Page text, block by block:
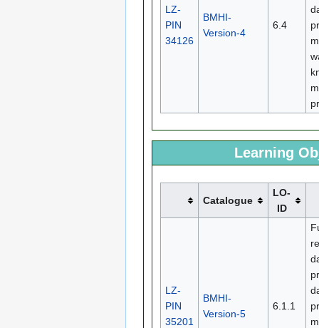
LZ-
PIN
34126
BMHI-
Version-4
6.4
Learning
Catalogue
LO-
ID
LZ-
PIN
35201
BMHI-
Version-5
6.1.1